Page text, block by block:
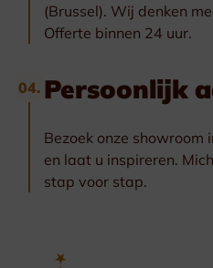
(Brussel). Wij denken
Offerte binnen 24 uur.
04. Persoonlijk
Bezoek onze
en laat u inspireren.
stap voor stap.